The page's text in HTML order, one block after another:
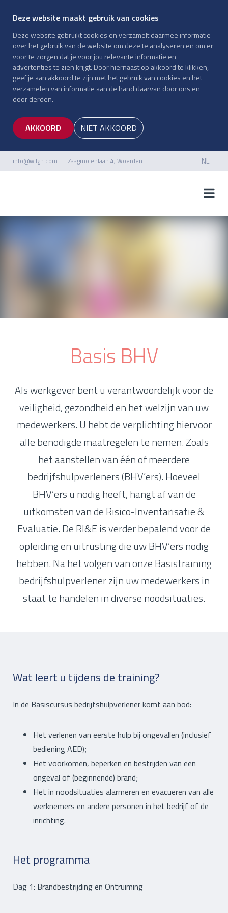
Deze website maakt gebruik van cookies
Deze website gebruikt cookies en verzamelt daarmee informatie
over het gebruik van de website om deze te analyseren en om er
voor te zorgen dat je voor jou relevante informatie en
advertenties te zien krijgt. Door hiernaast op akkoord te klikken,
geef je aan akkoord te zijn met het gebruik van cookies en het
verzamelen van informatie aan de hand daarvan door ons en
door derden.
AKKOORD NIET AKKOORD
info@wilgh.com | Zaagmolenlaan 4, Woerden NL
EN
Basis BHV
Als werkgever bent u verantwoordelijk voor de
veiligheid, gezondheid en het welzijn van uw
medewerkers. U hebt de verplichting hiervoor
alle benodigde maatregelen te nemen. Zoals
het aanstellen van één of meerdere
bedrijfshulpverleners (BHV’ers). Hoeveel
BHV’ers u nodig heeft, hangt af van de
uitkomsten van de Risico-Inventarisatie &
Evaluatie. De RI&E is verder bepalend voor de
opleiding en uitrusting die uw BHV’ers nodig
hebben. Na het volgen van onze Basistraining
bedrijfshulpverlener zijn uw medewerkers in
staat te handelen in diverse noodsituaties.
Wat leert u tijdens de training?
In de Basiscursus bedrijfshulpverlener komt aan bod:
Het verlenen van eerste hulp bij ongevallen (inclusief
bediening AED);
Het voorkomen, beperken en bestrijden van een
ongeval of (beginnende) brand;
Het in noodsituaties alarmeren en evacueren van alle
werknemers en andere personen in het bedrijf of de
inrichting.
Het programma
Dag 1: Brandbestrijding en Ontruiming